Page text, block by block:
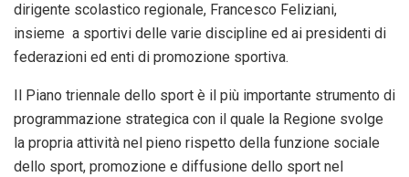
dirigente scolastico regionale, Francesco Feliziani,
insieme a sportivi delle varie discipline ed ai presidenti di
federazioni ed enti di promozione sportiva.
Il Piano triennale dello sport è il più importante strumento di
programmazione strategica con il quale la Regione svolge
la propria attività nel pieno rispetto della funzione sociale
dello sport, promozione e diffusione dello sport nel